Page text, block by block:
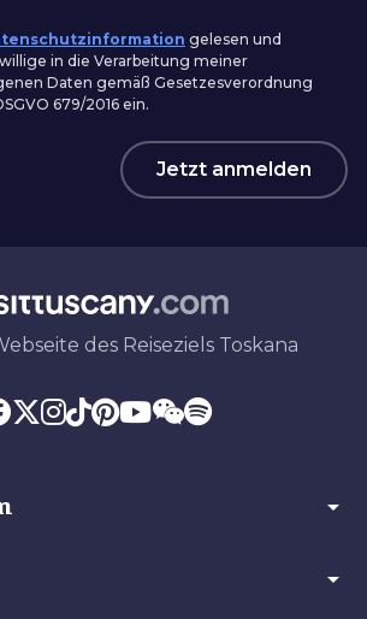
gelesen und
in die Verarbeitung meiner
Daten gemäß Gesetzesverordnung
679/2016 ein.
Jetzt anmelden
des Reiseziels Toskana
arrow_drop_down
arrow_drop_down